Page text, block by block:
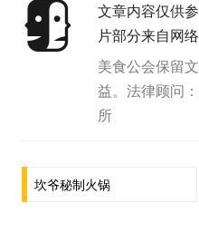
美
文章内容仅供
片部分来自网络
美食公会保留
益。法律顾问
所
章
坎爷秘制火锅